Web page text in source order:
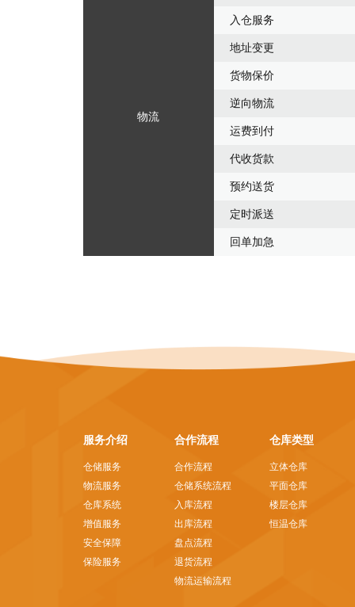
物流
入仓服务
地址变更
货物保价
逆向物流
运费到付
代收货款
预约送货
定时派送
回单加急
服务介绍
仓储服务
物流服务
仓库系统
增值服务
安全保障
保险服务
合作流程
合作流程
仓储系统流程
入库流程
出库流程
盘点流程
退货流程
物流运输流程
仓库类型
立体仓库
平面仓库
楼层仓库
恒温仓库